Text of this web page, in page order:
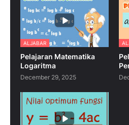
ALJABAR
Pelajaran Matematika
Logaritma
December 29, 2025